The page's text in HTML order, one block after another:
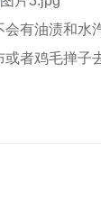
有油渍和水
者鸡毛掸子